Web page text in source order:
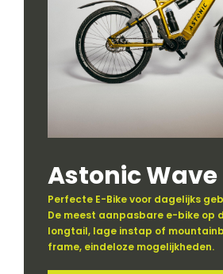
Astonic Wave
Perfecte E-Bike voor dagelijks
De meest aanpasbare e-bike op
longtail, lage instap of
frame, eindeloze mogelijkheden.